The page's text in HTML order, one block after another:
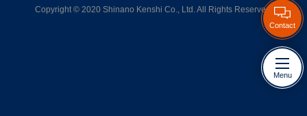
Menu
Contact
Copyright © 2020 Shinano Kenshi Co., Ltd. All Rights Reserved.